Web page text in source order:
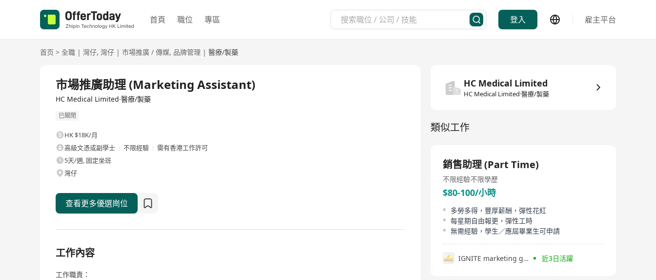
首頁 職位 專區 登入 雇主平台
首页 > 全職 | 灣仔, 灣仔 | 市場推廣 / 傳媒, 品牌管理 | 醫療/製藥
市場推廣助理 (Marketing Assistant)
HC Medical Limited·醫療/製藥
已關閉
HK $18K/月
高級文憑或副學士
不限經驗
需有香港工作許可
5天/週, 固定坐班
灣仔
查看更多優選崗位
工作內容
工作職責：
HC Medical Limited
HC Medical Limited·醫療/製藥
類似工作
銷售助理 (Part Time)
不限經驗不限學歷
$80-100/小時
多勞多得，豐厚薪酬，彈性花紅
每星期自由報更，彈性工時
無需經驗，學生／應屆畢業生可申請
IGNITE marketing group 近3日活躍